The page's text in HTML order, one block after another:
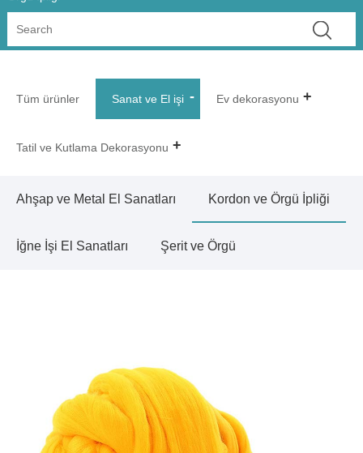
Tüm ürünler Sanat ve El işi Ev dekorasyonu
Tatil ve Kutlama Dekorasyonu
Ahşap ve Metal El Sanatları Kordon ve Örgü İpliği
İğne İşi El Sanatları Şerit ve Örgü